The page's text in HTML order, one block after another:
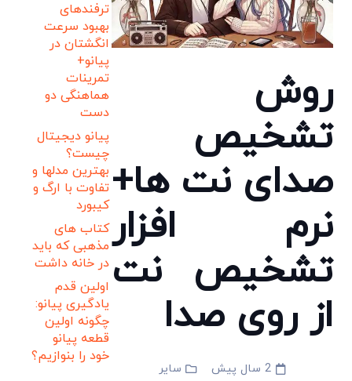
روش
تشخیص
صدای نت ها+
نرم افزار
تشخیص نت
از روی صدا
2 سال پیش
سایر
ترفندهای
بهبود سرعت
انگشتان در
پیانو+
تمرینات
هماهنگی دو
دست
پیانو دیجیتال
چیست؟
بهترین مدلها و
تفاوت با ارگ و
کیبورد
کتاب های
مذهبی که باید
در خانه داشت
اولین قدم
یادگیری پیانو:
چگونه اولین
قطعه پیانو
خود را بنوازیم؟